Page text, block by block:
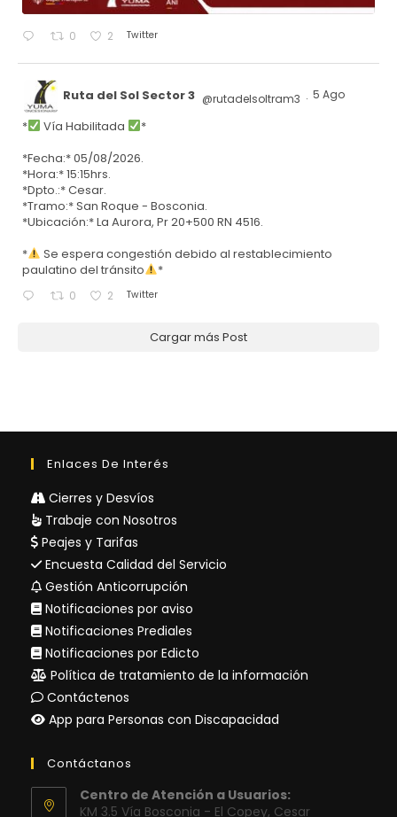
0 2 Twitter
Ruta del Sol Sector 3 @rutadelsoltram3 · 5 Ago
* Vía Habilitada
*
*Fecha:* 05/08/2026.
*Hora:* 15:15hrs.
*Dpto.:* Cesar.
*Tramo:* San Roque - Bosconia.
*Ubicación:* La Aurora, Pr 20+500 RN 4516.
*
Se espera congestión debido al restablecimiento
paulatino del tránsito
*
0 2 Twitter
Cargar más Post
Enlaces De Interés
Cierres y Desvíos
Trabaje con Nosotros
Peajes y Tarifas
Encuesta Calidad del Servicio
Gestión Anticorrupción
Notificaciones por aviso
Notificaciones Prediales
Notificaciones por Edicto
Política de tratamiento de la información
Contáctenos
App para Personas con Discapacidad
Contáctanos
Centro de Atención a Usuarios:
KM 3.5 Vía Bosconia - El Copey, Cesar